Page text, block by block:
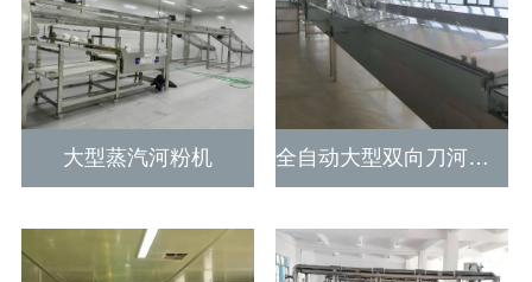
大型蒸汽河粉机 全自动大型双向刀河粉机